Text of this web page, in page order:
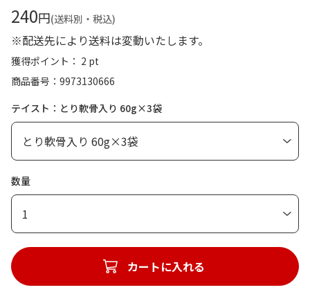
240円(送料別・税込)
※配送先により送料は変動いたします。
獲得ポイント： 2 pt
商品番号
9973130666
テイスト：とり軟骨入り 60g×3袋
数量
1
カートに入れる